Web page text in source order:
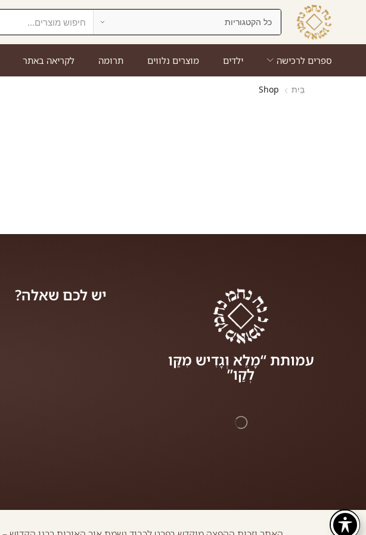
ספרים לרכישה ילדים מוצרים נלווים תרומה לקריאה באתר
בַּיִת Shop
עמותת “מָלֵא וְגָדִיש מִקַּו
לְקַו”
יש לכם שאלה?